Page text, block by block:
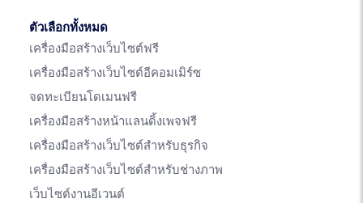
ตัวเลือกทั้งหมด
เครื่องมือสร้างเว็บไซต์ฟรี
เครื่องมือสร้างเว็บไซต์อีคอมเมิร์ซ
จดทะเบียนโดเมนฟรี
เครื่องมือสร้างหน้าแลนดิ้งเพจฟรี
เครื่องมือสร้างเว็บไซต์สำหรับธุรกิจ
เครื่องมือสร้างเว็บไซต์สำหรับช่างภาพ
เว็บไซต์งานอีเวนต์